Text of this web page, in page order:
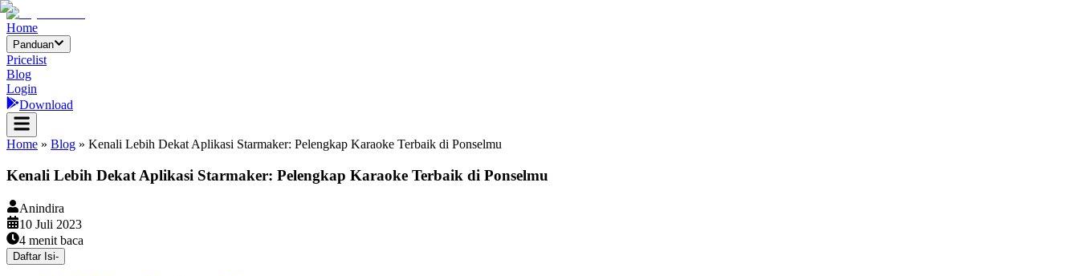
Home
Panduan
Pricelist
Blog
Login
Download
Home » Blog » Kenali Lebih Dekat Aplikasi Starmaker: Pelengkap Karaoke Terbaik di Ponselmu
Kenali Lebih Dekat Aplikasi Starmaker: Pelengkap Karaoke Terbaik di Ponselmu
Anindira
10 Juli 2023
4 menit baca
Daftar Isi-